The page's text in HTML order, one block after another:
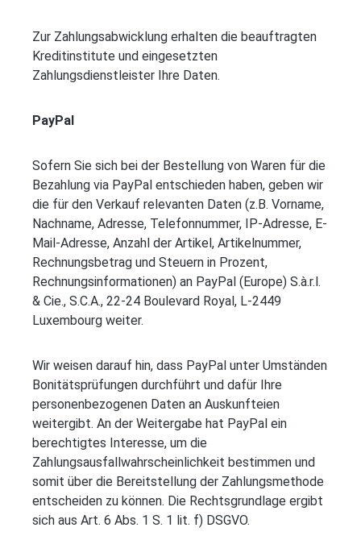
Zur Zahlungsabwicklung erhalten die beauftragten
Kreditinstitute und eingesetzten
Zahlungsdienstleister Ihre Daten.
PayPal
Sofern Sie sich bei der Bestellung von Waren für die
Bezahlung via PayPal entschieden haben, geben wir
die für den Verkauf relevanten Daten (z.B. Vorname,
Nachname, Adresse, Telefonnummer, IP-Adresse, E-
Mail-Adresse, Anzahl der Artikel, Artikelnummer,
Rechnungsbetrag und Steuern in Prozent,
Rechnungsinformationen) an PayPal (Europe) S.à.r.l.
& Cie., S.C.A., 22-24 Boulevard Royal, L-2449
Luxembourg weiter.
Wir weisen darauf hin, dass PayPal unter Umständen
Bonitätsprüfungen durchführt und dafür Ihre
personenbezogenen Daten an Auskunfteien
weitergibt. An der Weitergabe hat PayPal ein
berechtigtes Interesse, um die
Zahlungsausfallwahrscheinlichkeit bestimmen und
somit über die Bereitstellung der Zahlungsmethode
entscheiden zu können. Die Rechtsgrundlage ergibt
sich aus Art. 6 Abs. 1 S. 1 lit. f) DSGVO.